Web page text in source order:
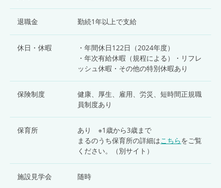
退職金 勤続1年以上で支給
休日・休暇
・年間休日122日（2024年度）
・年次有給休暇（規程による）・リフレ
ッシュ休暇・その他の特別休暇あり
保険制度
健康、厚生、雇用、労災、短時間正規職
員制度あり
保育所
あり ※1歳から3歳まで
まるのうち保育所の詳細はこちらをご覧
ください。（別サイト）
施設見学会 随時